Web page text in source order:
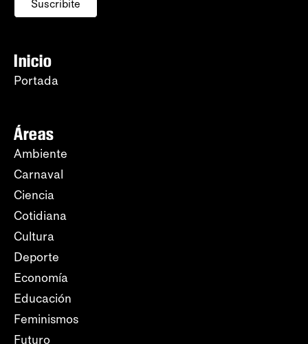
Suscribite
Inicio
Portada
Áreas
Ambiente
Carnaval
Ciencia
Cotidiana
Cultura
Deporte
Economía
Educación
Feminismos
Futuro